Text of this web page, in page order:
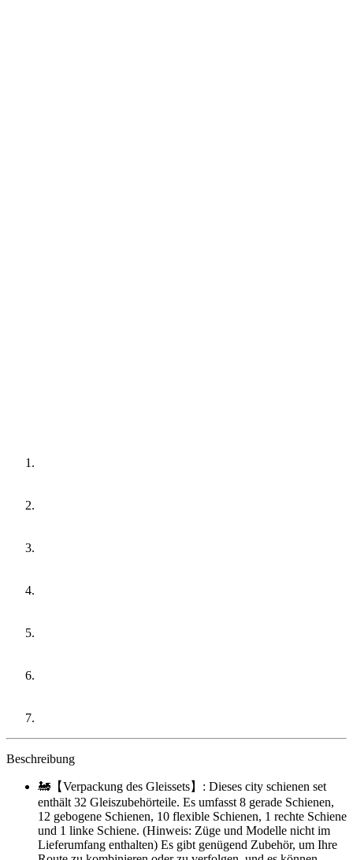
Beschreibung
🚂【Verpackung des Gleissets】: Dieses city schienen set
enthält 32 Gleiszubehörteile. Es umfasst 8 gerade Schienen,
12 gebogene Schienen, 10 flexible Schienen, 1 rechte Schiene
und 1 linke Schiene. (Hinweis: Züge und Modelle nicht im
Lieferumfang enthalten) Es gibt genügend Zubehör, um Ihre